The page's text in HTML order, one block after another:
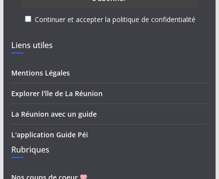
Continuer et accepter la politique de confidentialité
Liens utiles
Mentions Légales
Explorer l'île de La Réunion
La Réunion avec un guide
L'application Guide Péi
Rubriques